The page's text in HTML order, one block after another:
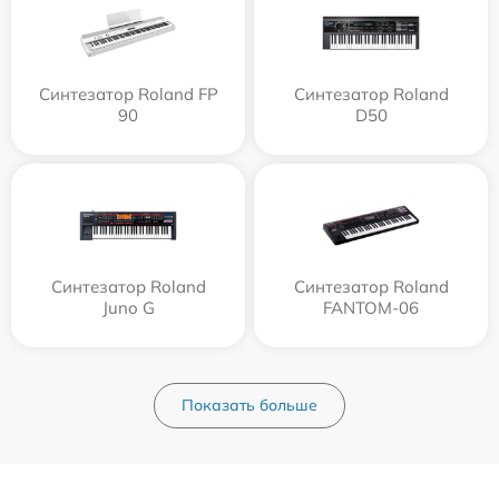
Синтезатор Roland FP
90
Синтезатор Roland
D50
Синтезатор Roland
Juno G
Синтезатор Roland
FANTOM-06
Показать больше